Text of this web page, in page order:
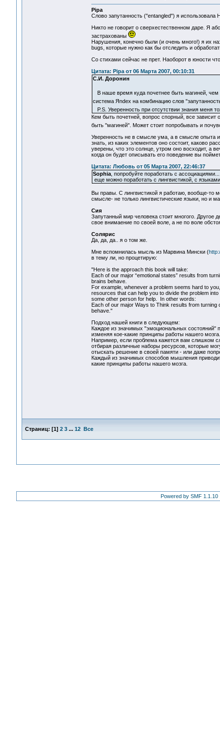
Pipa
Слово запутанность ("entangled") я
Никто не говорит о сверхестественном даре. Я
застрахованы
Нарушения, конечно были (и очень много!) я их
bugs, которые нужно как бы отследить и
Со стихами сейчас не прет. Наоборот в юности
Цитата: Pipa от 06 Марта 2007, 00:10:31
С.И. Доронин
В наше время куда почетнее быть магиней,
система Яndex на комбинацию слов
P.S. Уверенность при отсутствии знания меня
Кем быть почетней, вопрос спорный, все зависит
быть "магиней". Может стоит попробывать и
Уверенность не в смысле ума, а в смысле опыта
знать, из каких элементов оно состоит, каково
уверены, что это солнце, утром оно восходит, а
когда он будет описывать его поведение вы
Цитата: Любовь от 05 Марта 2007, 22:46:37
Sophia, попробуйте поработать с ассоциациями...
еще можно поработать с лингвистикой, с
Вы правы. С лингвистикой я работаю, вообще-то
смысле- не только лингвистические языки, но и
Сия
Запутанный мир человека стоит многого. Другое
свое внимаение по своей воле, а не по воле
Солярис
Да, да, да.. я о том же.
Мне вспомнилась мысль из Марвина Мински (
в тему ли, но процетирую:
"Here is the approach this book will take:
Each of our major “emotional states” results from
brains behave.
For example, whenever a problem seems hard to
resources that can help you to divide the problem
some other person for help. In other words:
Each of our major Ways to Think results from
behave."
Подход нашей книги в следующем:
Каждое из значимых "эмоциональных состояний"
изменяя кое-какие принципы работы нашего мозга.
Например, если проблема кажется вам слишком
отбирая различные наборы ресурсов, которые
отыскать решение в своей памяти - или даже
Каждый из значимых способов мышления
какие принципы работы нашего мозга.
Страниц: [1] 2 3 ... 12 Все
Powered by SMF 1.1.10